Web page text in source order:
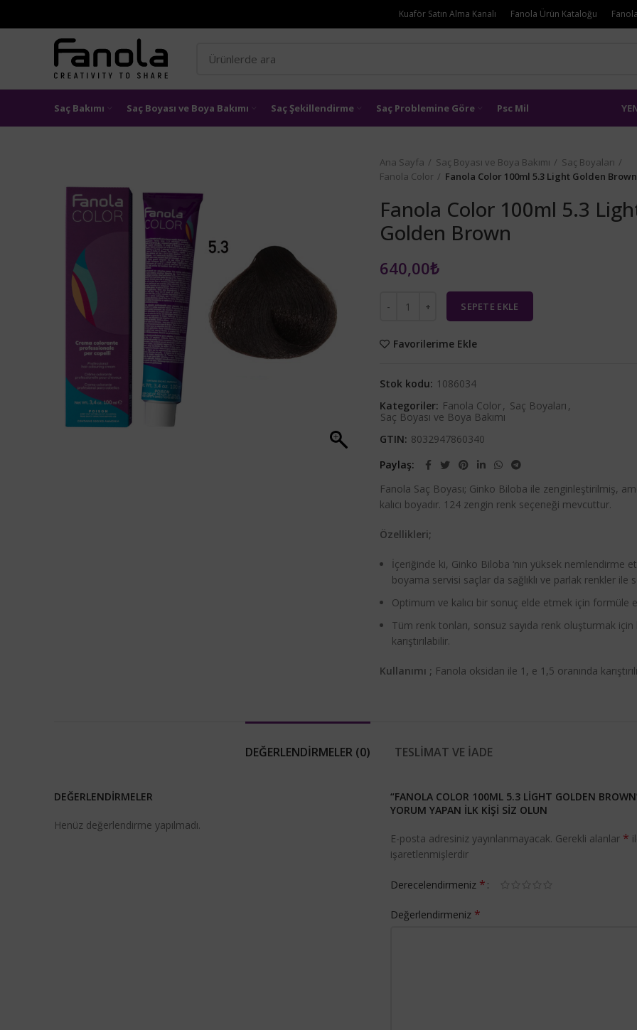
Kuaför Satın Alma Kanalı Fanola Ürün Kataloğu
Saç Bakımı Saç Boyası ve Boya Bakımı Saç Şekillendirme Saç Problemine Göre Psc Mil
Ana Sayfa Saç Boyası ve Boya Bakımı
Saç Boyaları
Fanola Color
Fanola Color 100ml 5.3 Light Golden Brown
Fanola Color 100ml 5.3
Golden Brown
640,00₺
SEPETE EKLE
Favorilerime Ekle
Stok kodu: 1086034
Kategoriler: Fanola Color, Saç Boyaları ,
Saç Boyası ve Boya Bakımı
GTIN: 8032947860340
Paylaş
Fanola Saç Boyası; Ginko Biloba ile zenginleştirilmiş,
kalıcı boyadır. 124 zengin renk seçeneği mevcuttur.
Özellikleri;
İçeriğinde ki, Ginko Biloba ‘nın yüksek nemlendirme
boyama servisi saçlar da sağlıklı ve parlak renkler ile
Optimum ve kalıcı bir sonuç elde etmek için formüle
Tüm renk tonları, sonsuz sayıda renk oluşturmak için
karıştırılabilir.
Kullanımı ; Fanola oksidan ile 1, e 1,5 oranında
DEĞERLENDIRMELER (0) TESLIMAT VE İADE
DEĞERLENDIRMELER
Henüz değerlendirme yapılmadı.
“FANOLA COLOR 100ML 5.3 LIGHT GOLDEN
YORUM YAPAN ILK KIŞI SIZ OLUN
E-posta adresiniz yayınlanmayacak. Gerekli alanlar *
işaretlenmişlerdir
Derecelendirmeniz *
Değerlendirmeniz *